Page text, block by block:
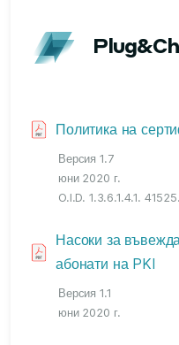
Политика на
Версия 1.7
юни 2020 г.
O.I.D. 1.3.6.1.4.1.
Насоки за
абонати на PKI
Версия 1.1
юни 2020 г.